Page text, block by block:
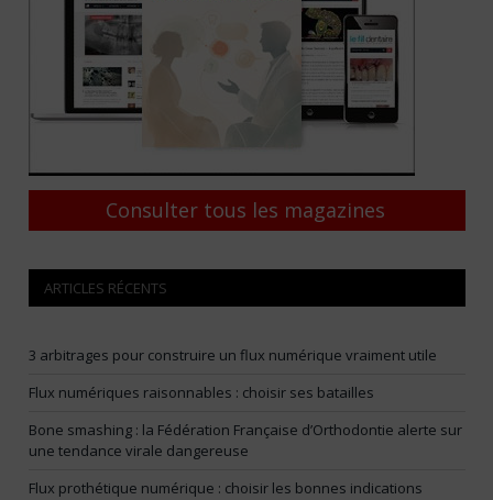
Consulter tous les magazines
ARTICLES RÉCENTS
3 arbitrages pour construire un flux numérique vraiment utile
Flux numériques raisonnables : choisir ses batailles
Bone smashing : la Fédération Française d’Orthodontie alerte sur
une tendance virale dangereuse
Flux prothétique numérique : choisir les bonnes indications